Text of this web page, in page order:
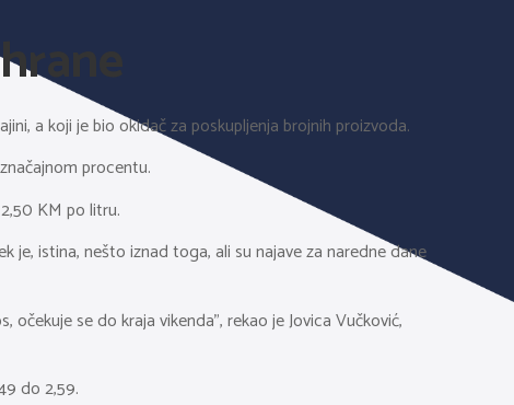
a koji je bio okidač za poskupljenja brojnih proizvoda.
procentu.
KM po litru.
je, istina, nešto iznad toga, ali su najave za naredne dane
se do kraja vikenda”, rekao je Jovica Vučković,
do 2,59.